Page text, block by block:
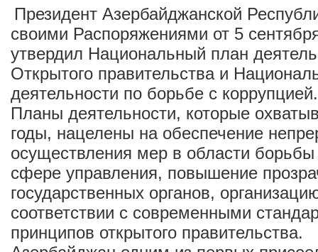
Президент Азербайджанской
своими Распоряжениями от 5
утвердил Национальный план
Открытого правительства и
деятельности по борьбе с
Планы деятельности, которые
годы, нацелены на обеспечение
осуществления мер в области
сфере управления, повышение
государственных органов,
соответствии с современными
принципов открытого правительства.